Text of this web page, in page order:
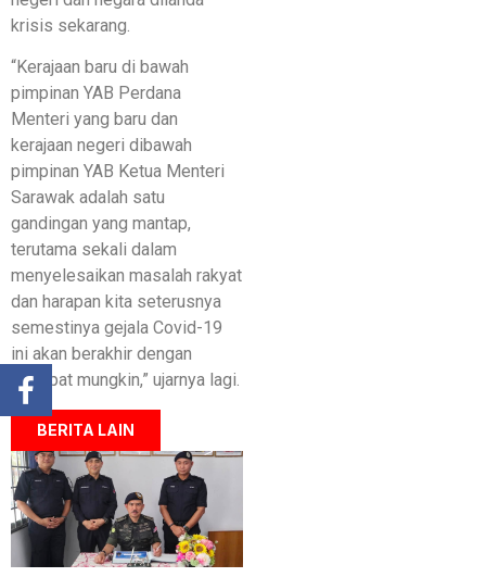
krisis sekarang.
“Kerajaan baru di bawah
pimpinan YAB Perdana
Menteri yang baru dan
kerajaan negeri dibawah
pimpinan YAB Ketua Menteri
Sarawak adalah satu
gandingan yang mantap,
terutama sekali dalam
menyelesaikan masalah rakyat
dan harapan kita seterusnya
semestinya gejala Covid-19
ini akan berakhir dengan
secepat mungkin,” ujarnya lagi.
BERITA LAIN